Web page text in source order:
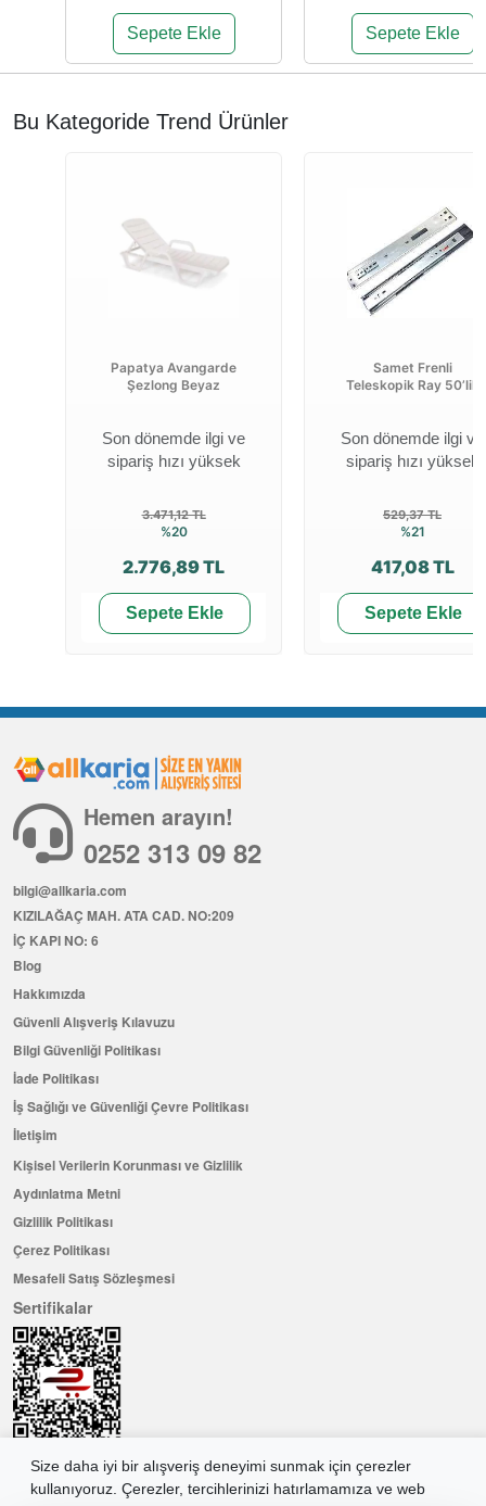
Sepete Ekle Sepete Ekle
Bu Kategoride Trend Ürünler
Papatya Avangarde
Şezlong Beyaz
Son dönemde ilgi ve
sipariş hızı yüksek
3.471,12 TL
%20
2.776,89 TL
Sepete Ekle
Samet Frenli
Teleskopik Ray 50’lik
Son dönemde ilgi ve
sipariş hızı yüksek
529,37 TL
%21
417,08 TL
Sepete Ekle
Size daha iyi bir alışveriş deneyimi sunmak için çerezler
kullanıyoruz. Çerezler, tercihlerinizi hatırlamamıza ve web
Hemen arayın!
0252 313 09 82
bilgi@allkaria.com
KIZILAĞAÇ MAH. ATA CAD. NO:209
İÇ KAPI NO: 6
Blog
Hakkımızda
Güvenli Alışveriş Kılavuzu
Bilgi Güvenliği Politikası
İade Politikası
İş Sağlığı ve Güvenliği Çevre Politikası
İletişim
Kişisel Verilerin Korunması ve Gizlilik
Aydınlatma Metni
Gizlilik Politikası
Çerez Politikası
Mesafeli Satış Sözleşmesi
Sertifikalar
Hemen Üye Olun ...ve 100 ₺ değerinde indirim kuponu kazanın